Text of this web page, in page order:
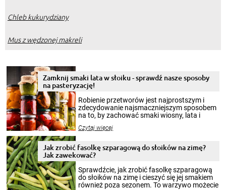
Chleb kukurydziany
Mus z wędzonej makreli
Zamknij smaki lata w słoiku - sprawdź nasze sposoby
na pasteryzację!
Robienie przetworów jest najprostszym i
zdecydowanie najsmaczniejszym sposobem
na to, by zachować smaki wiosny, lata i
krajobrazów, by cieszyć nimi oko w sezonie
pełni poczuć atmosferę cieplejszych
miesięcy. Przygotowanie słoików ze
patenty, które pozwolą zachować świeżość
przetworów.
Czytaj więcej
Jak zrobić fasolkę szparagową do słoików na zimę?
Jak zawekować?
Sprawdźcie, jak zrobić fasolkę szparagową
do słoików na zimę i cieszyć się jej smakiem
również poza sezonem. To warzywo możecie